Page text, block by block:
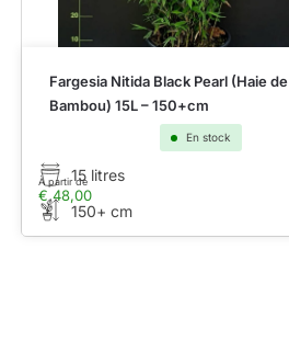
Fargesia Nitida Black Pearl (Haie de
Bambou) 15L – 150+cm
En stock
€48,00
À partir de15 litres
150+ cm